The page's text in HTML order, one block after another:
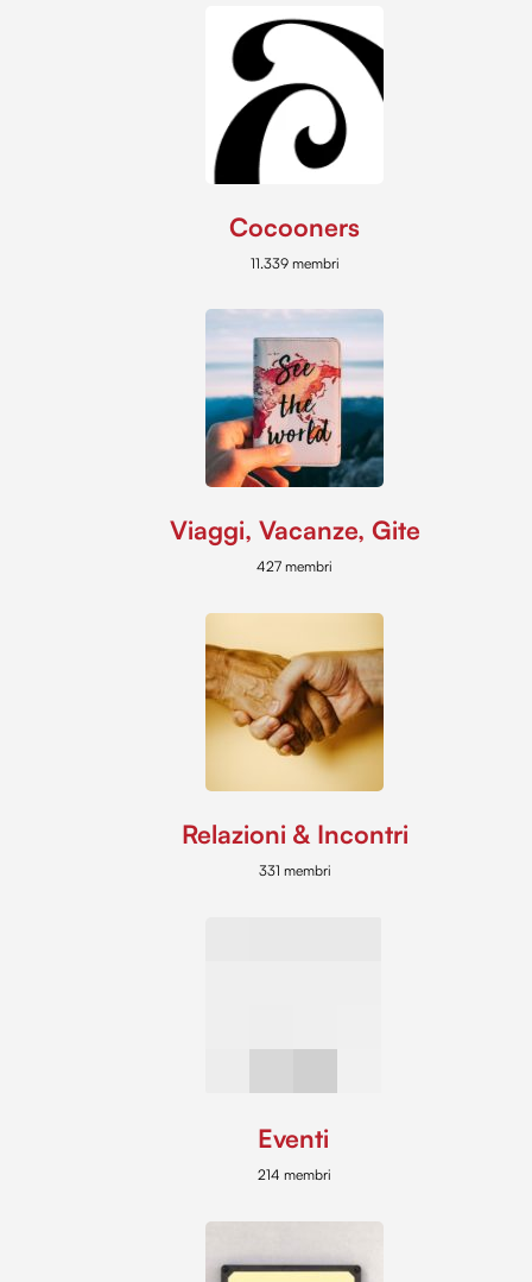
Cocooners
11.339 membri
Viaggi, Vacanze, Gite
427 membri
Relazioni & Incontri
331 membri
Eventi
214 membri